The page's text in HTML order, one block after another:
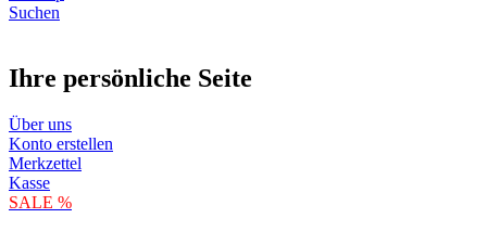
Suchen
Ihre persönliche Seite
Über uns
Konto erstellen
Merkzettel
Kasse
SALE %